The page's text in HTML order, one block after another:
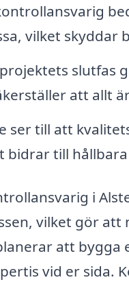
vilket skyddar
slutfas
att allt
ser till att
bidrar till
i
vilket gör
att
vid er sida.